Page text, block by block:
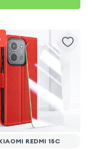
REDMI 15C